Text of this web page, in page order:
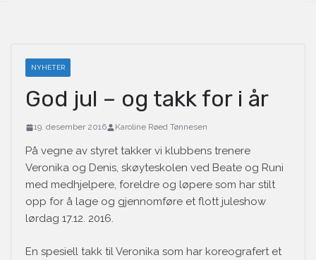
NYHETER
God jul – og takk for i år
19. desember 2016 Karoline Røed Tønnesen
På vegne av styret takker vi klubbens trenere
Veronika og Denis, skøyteskolen ved Beate og Runi
med medhjelpere, foreldre og løpere som har stilt
opp for å lage og gjennomføre et flott juleshow
lørdag 17.12. 2016.
En spesiell takk til Veronika som har koreografert et